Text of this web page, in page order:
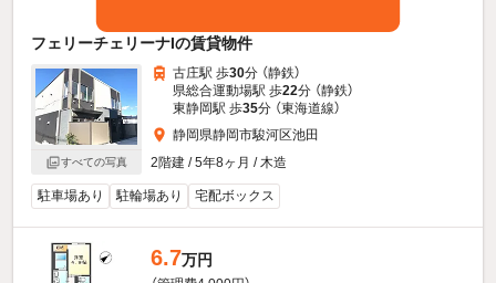
フェリーチェリーナIの賃貸物件
すべての写真
古庄駅 歩30分 （静鉄）
県総合運動場駅 歩22分 （静鉄）
東静岡駅 歩35分 （東海道線）
静岡県静岡市駿河区池田
2階建 / 5年8ヶ月 / 木造
駐車場あり 駐輪場あり 宅配ボックス
6.7万円